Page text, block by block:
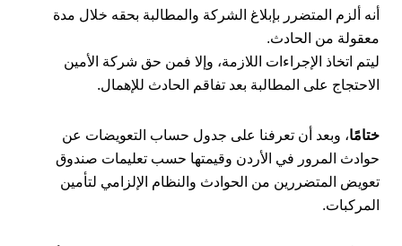
أنه ألزم المتضرر بإبلاغ الشركة والمطالبة بحقه خلال مدة
معقولة من الحادث.
ليتم اتخاذ الإجراءات اللازمة، وإلا فمن حق شركة الأمين
الاحتجاج على المطالبة بعد تفاقم الحادث للإهمال.
ختامًا، وبعد أن تعرفنا على جدول حساب التعويضات عن
حوادث المرور في الأردن وقيمتها حسب تعليمات صندوق
تعويض المتضررين من الحوادث والنظام الإلزامي لتأمين
المركبات.